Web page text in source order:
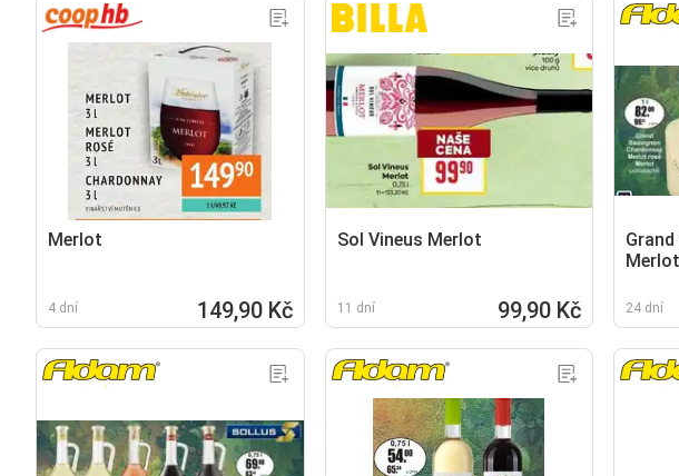
Merlot
4 dní 149,90 Kč
Sol Vineus Merlot
11 dní 99,90 Kč 24 dní